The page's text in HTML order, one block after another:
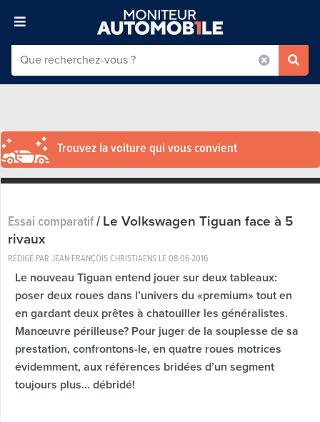
Trouvez la voiture qui vous convient
Essai comparatif/Le Volkswagen Tiguan face à 5
rivaux
RÉDIGÉ PAR JEAN-FRANÇOIS CHRISTIAENS LE08-06-2016
Le nouveau Tiguan entend jouer sur deux tableaux:
poser deux roues dans l’univers du «premium» tout en
en gardant deux prêtes à chatouiller les généralistes.
Manœuvre périlleuse? Pour juger de la souplesse de sa
prestation, confrontons-le, en quatre roues motrices
évidemment, aux références bridées d’un segment
toujours plus… débridé!